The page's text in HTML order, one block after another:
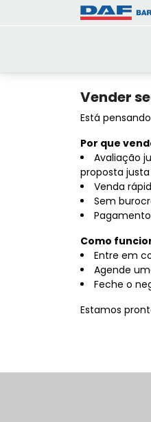
Vender
Está
Por que
Avaliação
proposta
Venda
Sem
Como
Entre em
Agende
Feche o
Estamos